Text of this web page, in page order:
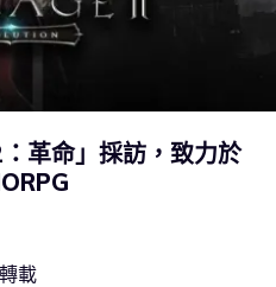
革命」採訪，致力於
載